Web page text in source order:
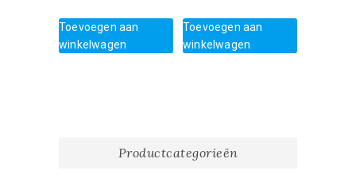
Toevoegen aan
winkelwagen
Toevoegen aan
winkelwagen
Productcategorieën